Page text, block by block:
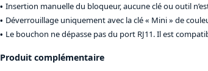
Insertion manuelle du bloqueur, aucune clé ou outil
Déverrouillage uniquement avec la clé « Mini » de
Le bouchon ne dépasse pas du port RJ11. Il est
Produit complémentaire